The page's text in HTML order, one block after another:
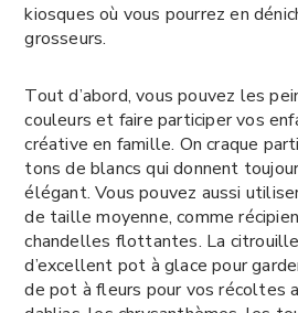
kiosques où vous pourrez en
grosseurs.
Tout d’abord, vous pouvez les
couleurs et faire participer vos
créative en famille. On craque
tons de blancs qui donnent
élégant. Vous pouvez aussi
de taille moyenne, comme
chandelles flottantes. La
d’excellent pot à glace pour
de pot à fleurs pour vos récoltes